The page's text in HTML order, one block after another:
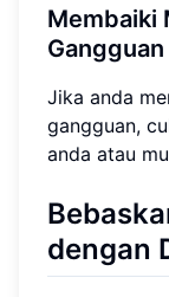
Membaiki
Gangguan
Jika anda
gangguan,
anda atau
dengan